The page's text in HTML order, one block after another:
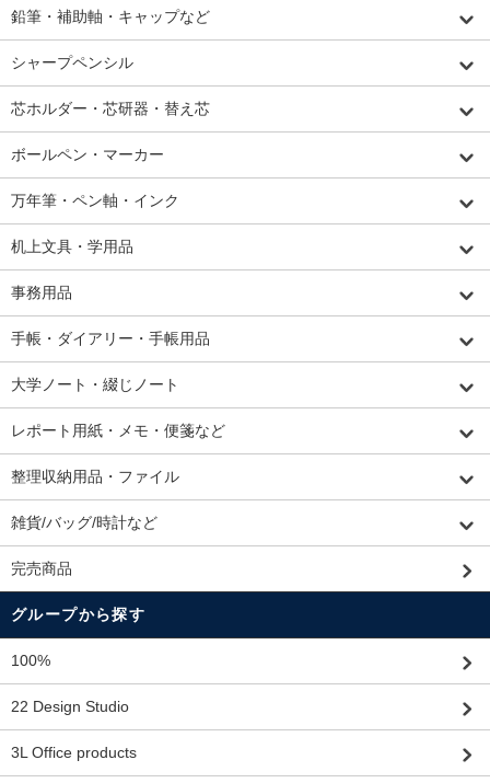
鉛筆・補助軸・キャップなど
シャープペンシル
芯ホルダー・芯研器・替え芯
ボールペン・マーカー
万年筆・ペン軸・インク
机上文具・学用品
事務用品
手帳・ダイアリー・手帳用品
大学ノート・綴じノート
レポート用紙・メモ・便箋など
整理収納用品・ファイル
雑貨/バッグ/時計など
完売商品
グループから探す
100%
22 Design Studio
3L Office products